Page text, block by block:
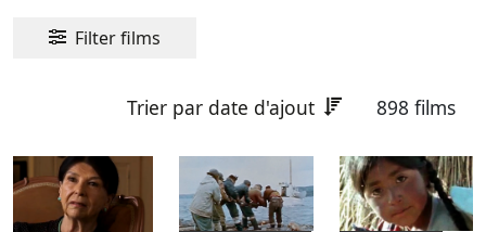
Filter films
Trier par date d'ajout 898 films